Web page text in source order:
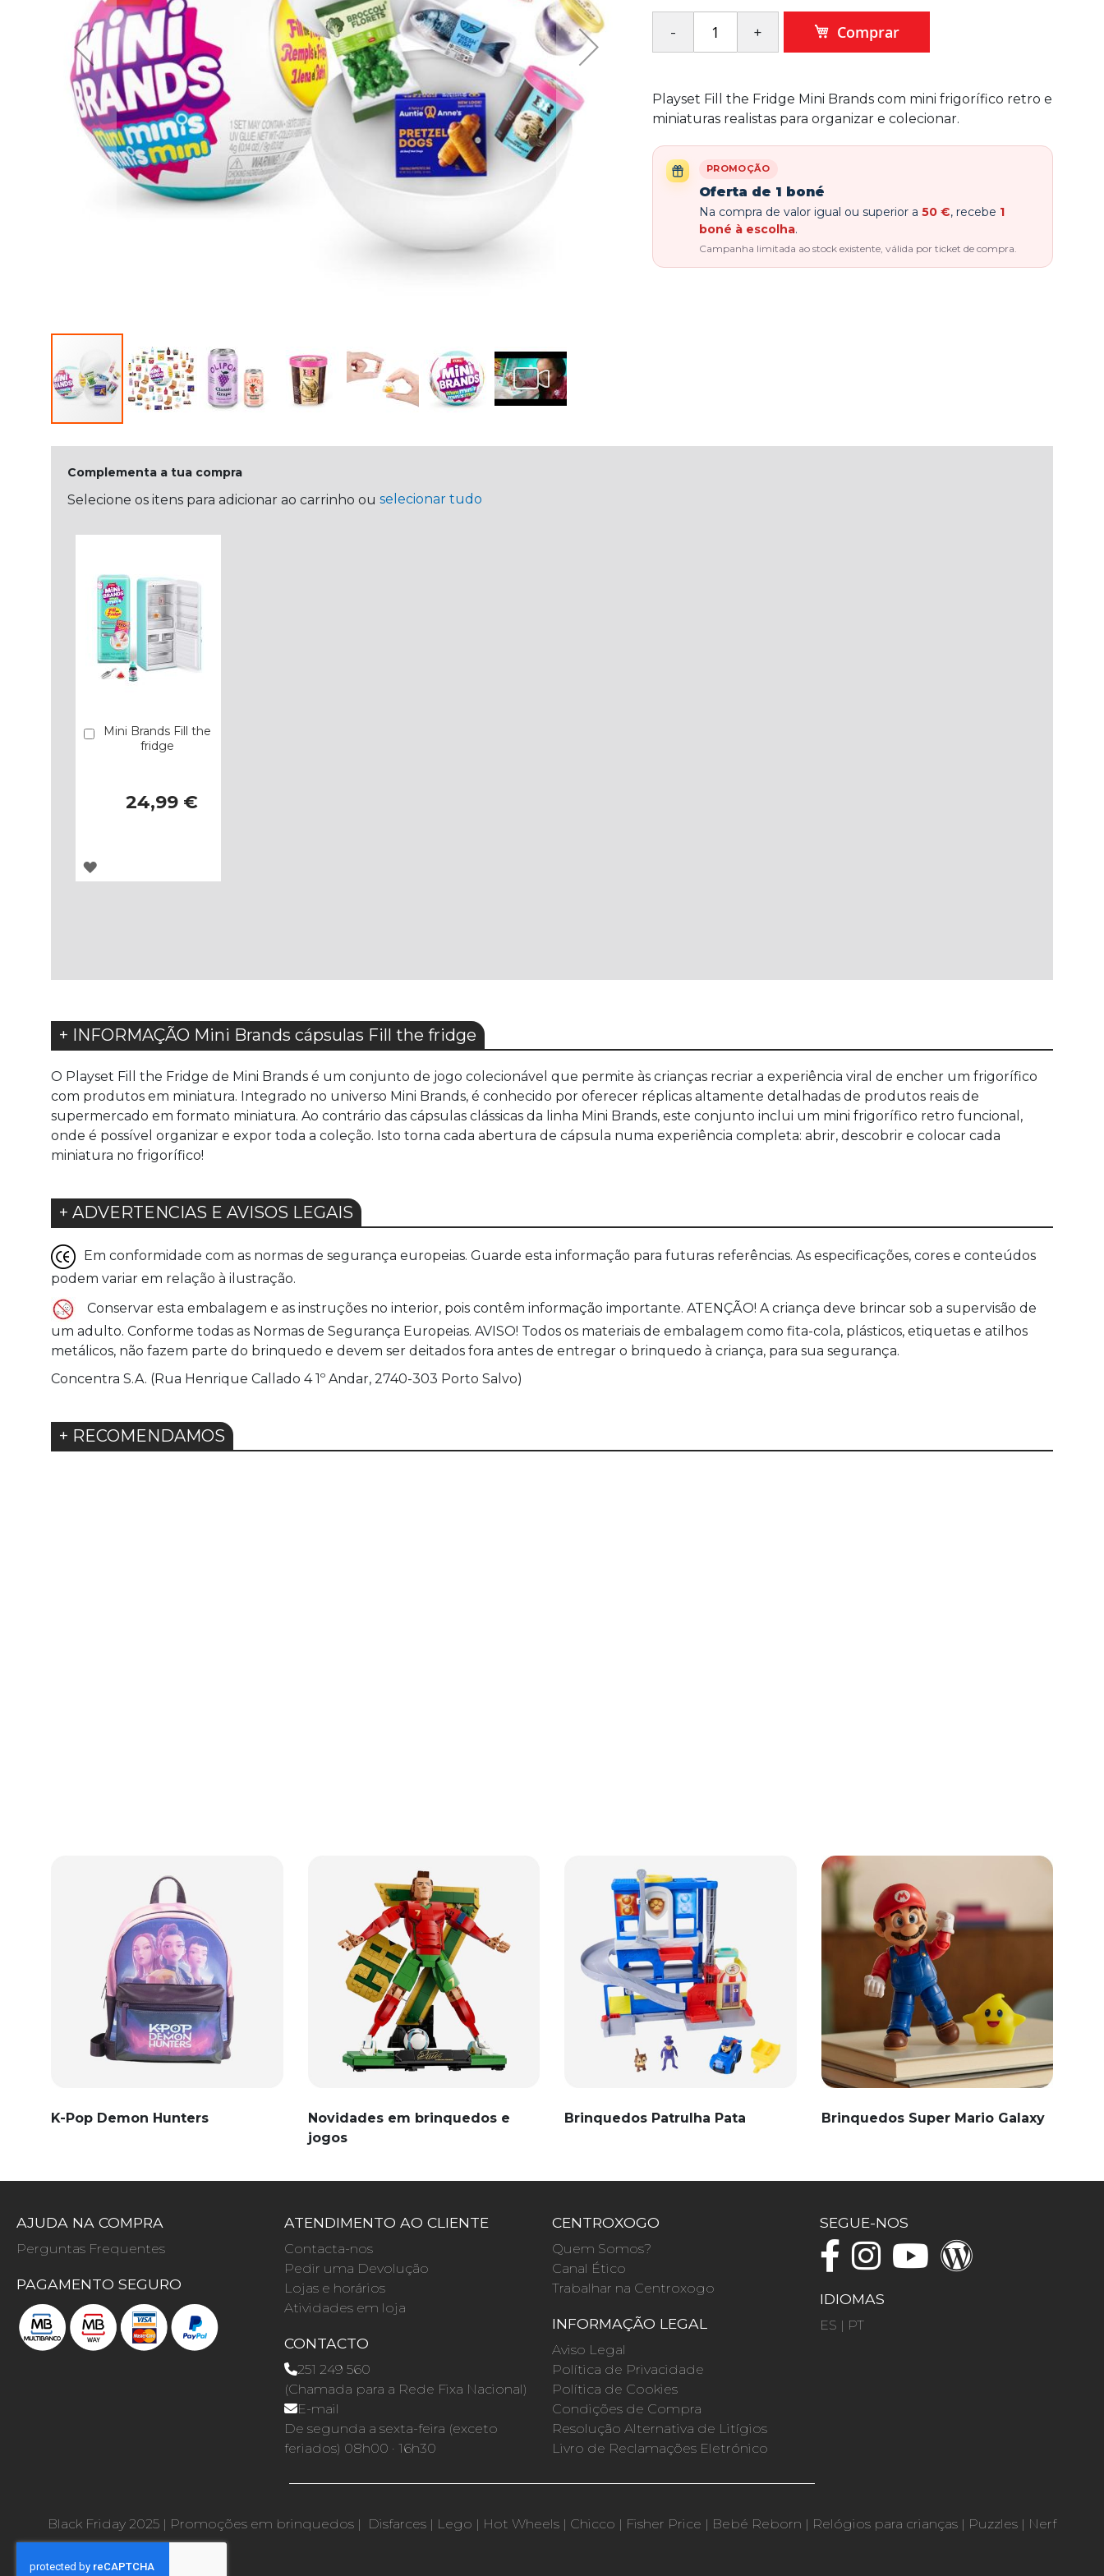
Comprar
Playset Fill the Fridge Mini Brands com mini frigorífico retro e
miniaturas realistas para organizar e colecionar.
PROMOÇÃO
Oferta de 1 boné
Na compra de valor igual ou superior a 50 €, recebe 1
boné à escolha.
Campanha limitada ao stock existente, válida por ticket de compra.
Complementa a tua compra
Selecione os itens para adicionar ao carrinho ou selecionar tudo
Mini Brands Fill the
fridge
24,99 €
Comprar
ADICIONAR
DESEJOS
+ INFORMAÇÃO Mini Brands cápsulas Fill the fridge
O Playset Fill the Fridge de Mini Brands é um conjunto de jogo colecionável que permite às crianças recriar a experiência viral de encher um frigorífico
com produtos em miniatura. Integrado no universo Mini Brands, é conhecido por oferecer réplicas altamente detalhadas de produtos reais de
supermercado em formato miniatura. Ao contrário das cápsulas clássicas da linha Mini Brands, este conjunto inclui um mini frigorífico retro funcional,
onde é possível organizar e expor toda a coleção. Isto torna cada abertura de cápsula numa experiência completa: abrir, descobrir e colocar cada
miniatura no frigorífico!
+ ADVERTENCIAS E AVISOS LEGAIS
Em conformidade com as normas de segurança europeias. Guarde esta informação para futuras referências. As especificações, cores e conteúdos
podem variar em relação à ilustração.
Conservar esta embalagem e as instruções no interior, pois contêm informação importante. ATENÇÃO! A criança deve brincar sob a supervisão de
um adulto. Conforme todas as Normas de Segurança Europeias. AVISO! Todos os materiais de embalagem como fita-cola, plásticos, etiquetas e atilhos
metálicos, não fazem parte do brinquedo e devem ser deitados fora antes de entregar o brinquedo à criança, para sua segurança.
Concentra S.A. (Rua Henrique Callado 4 1º Andar, 2740-303 Porto Salvo)
+ RECOMENDAMOS
K-Pop Demon Hunters
Novidades em brinquedos e
jogos
Brinquedos Patrulha Pata Brinquedos Super Mario Galaxy
AJUDA NA COMPRA
Perguntas Frequentes
PAGAMENTO SEGURO
ATENDIMENTO AO CLIENTE
Contacta-nos
Pedir uma Devolução
Lojas e horários
Atividades em loja
CONTACTO
251 249 560
(Chamada para a Rede Fixa Nacional)
E-mail
De segunda a sexta-feira (exceto
feriados) 08h00 · 16h30
CENTROXOGO
Quem Somos?
Canal Ético
Trabalhar na Centroxogo
INFORMAÇÃO LEGAL
Aviso Legal
Política de Privacidade
Política de Cookies
Condições de Compra
Resolução Alternativa de Litígios
Livro de Reclamações Eletrónico
SEGUE-NOS
IDIOMAS
ES | PT
Black Friday 2025 | Promoções em brinquedos | Disfarces | Lego | Hot Wheels | Chicco | Fisher Price | Bebé Reborn | Relógios para crianças | Puzzles | Nerf